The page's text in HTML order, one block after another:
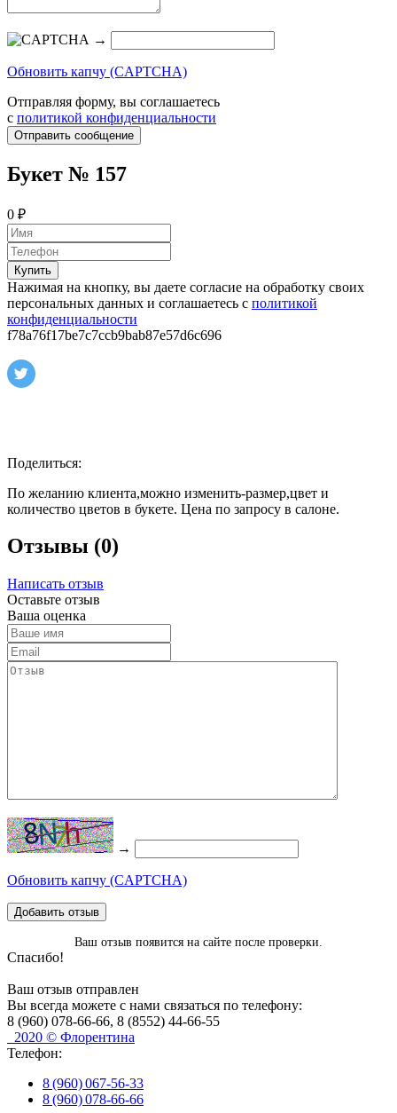
→
Обновить капчу (CAPTCHA)
Отправляя форму, вы соглашаетесь
с политикой конфиденциальности
Отправить сообщение
Букет № 157
0 ₽
Купить
Нажимая на кнопку, вы даете согласие на обработку своих
персональных данных и соглашаетесь с политикой
конфиденциальности
f78a76f17be7c7ccb9bab87e57d6c696
Поделиться:
По желанию клиента,можно изменить-размер,цвет и
количество цветов в букете. Цена по запросу в салоне.
Отзывы (0)
Написать отзыв
Оставьте отзыв
Ваша оценка
→
Обновить капчу (CAPTCHA)
Добавить отзыв
Ваш отзыв появится на сайте после проверки.
Спасибо!
Ваш отзыв отправлен
Вы всегда можете с нами связаться по телефону:
8 (960) 078-66-66, 8 (8552) 44-66-55
2020 © Флорентина
Телефон:
8 (960) 067-56-33
8 (960) 078-66-66